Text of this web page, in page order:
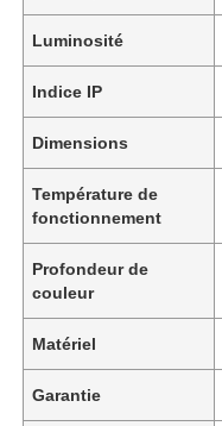
Luminosité
Indice IP
Dimensions
Température de
fonctionnement
Profondeur de
couleur
Matériel
Garantie